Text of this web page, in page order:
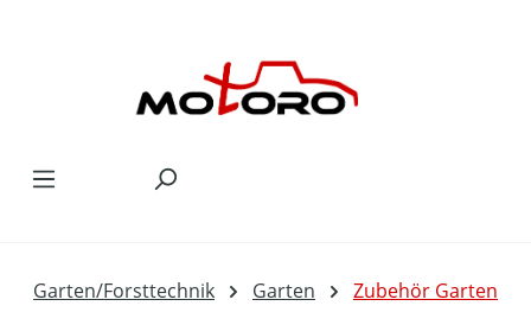
Garten/Forsttechnik Garten Zubehör Garten